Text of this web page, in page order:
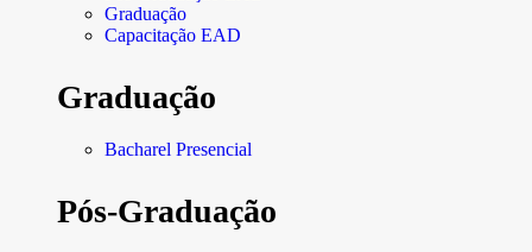
Graduação
Capacitação EAD
Graduação
Bacharel Presencial
Pós-Graduação